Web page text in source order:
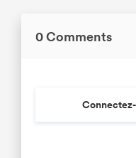
0 Comments